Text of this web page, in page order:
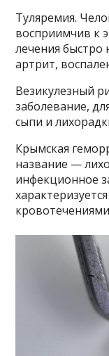
Туляремия.
восприимчив к
лечения быстро
артрит,
Везикулезный
заболевание,
сыпи и
Крымская
название —
инфекционное